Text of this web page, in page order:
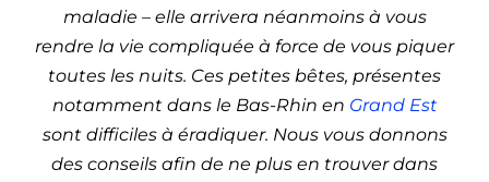
maladie – elle arrivera néanmoins à vous
rendre la vie compliquée à force de vous piquer
toutes les nuits. Ces petites bêtes, présentes
notamment dans le Bas-Rhin en Grand Est
sont difficiles à éradiquer. Nous vous donnons
des conseils afin de ne plus en trouver dans